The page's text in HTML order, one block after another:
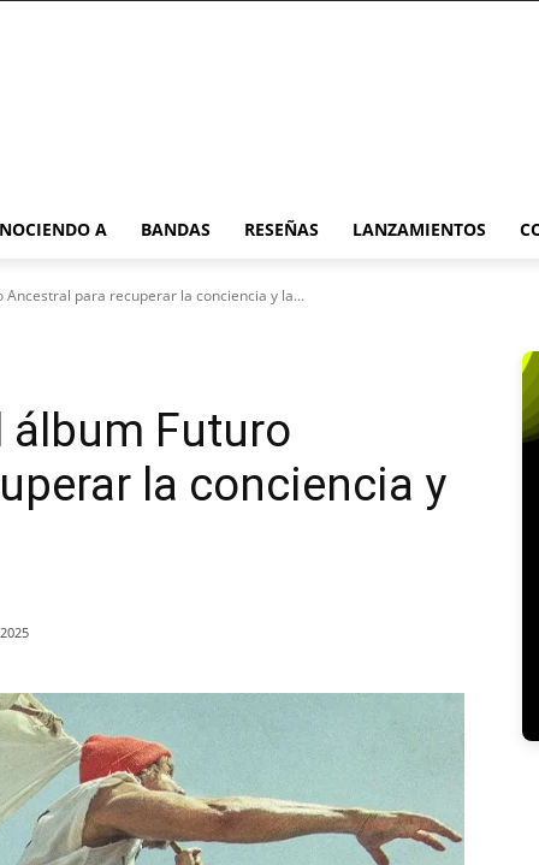
A BANDAS RESEÑAS LANZAMIENTOS
para recuperar la conciencia y la...
álbum Futuro
la conciencia y